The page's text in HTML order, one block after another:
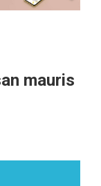
mauris